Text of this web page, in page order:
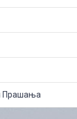
Прашања